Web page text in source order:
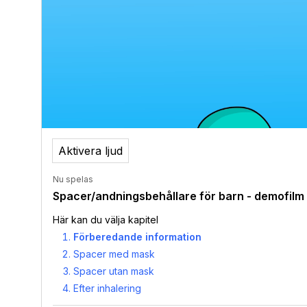
Aktivera ljud
Nu spelas
Spacer/andningsbehållare för barn - demofilm
Här kan du välja kapitel
Förberedande information
Spacer med mask
Spacer utan mask
Efter inhalering